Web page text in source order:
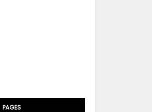
PAGES